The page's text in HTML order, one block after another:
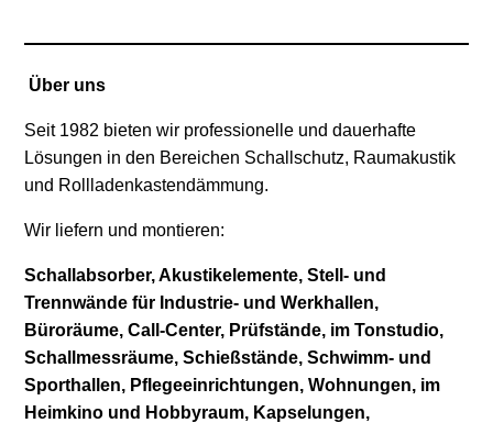
Über uns
Seit 1982 bieten wir professionelle und dauerhafte
Lösungen in den Bereichen Schallschutz, Raumakustik
und Rollladenkastendämmung.
Wir liefern und montieren:
Schallabsorber, Akustikelemente, Stell- und
Trennwände für Industrie- und Werkhallen,
Büroräume, Call-Center, Prüfstände, im Tonstudio,
Schallmessräume, Schießstände, Schwimm- und
Sporthallen, Pflegeeinrichtungen, Wohnungen, im
Heimkino und Hobbyraum, Kapselungen,